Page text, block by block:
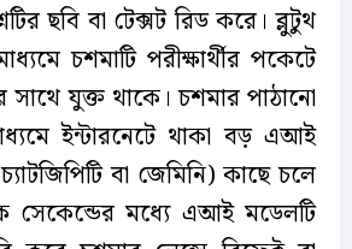
ছবি বা টেক্সট রিড করে। ব্লুটুথ
চশমাটি পরীক্ষার্থীর পকেটে
সাথে যুক্ত থাকে। চশমার পাঠানো
ইন্টারনেটে থাকা বড় এআই
বা জেমিনি) কাছে চলে
সেকেন্ডের মধ্যে এআই মডেলটি